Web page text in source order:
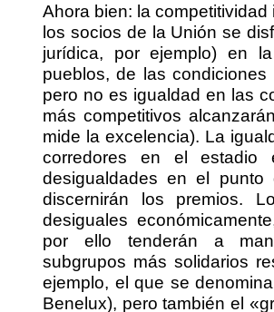
Ahora bien: la
los socios de la Unión se
jurídica, por ejemplo) en
pueblos, de las
pero no es igualdad en las
más competitivos
mide la excelencia). La
corredores en el estadio
desigualdades en el
discernirán los premios.
desiguales
por ello tenderán a
subgrupos más solidarios
ejemplo, el que se
Benelux), pero también el